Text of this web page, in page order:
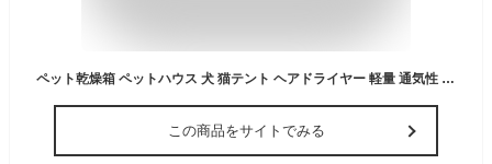
ペット乾燥箱 ペットハウス 犬 猫テント ヘアドライヤー 軽量 通気性 速乾 折りたたみ 車用ペットキャリーバッグ 携帯便利 乾燥ケース お風呂後 広いスペース 洗える アウトドア 旅行 外泊 車用 中小型犬 お出かけ (B)
この商品をサイトでみる